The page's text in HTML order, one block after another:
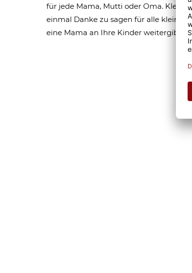
für jede Mama, Mutti oder Oma.
einmal Danke zu sagen für alle kleinen
eine Mama an Ihre Kinder weitergibt.